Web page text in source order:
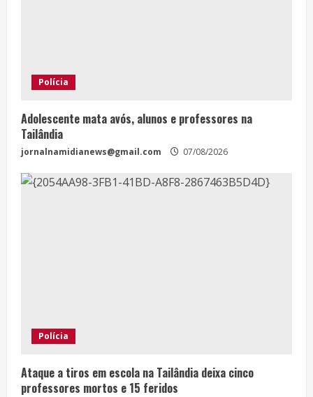
Polícia
Adolescente mata avós, alunos e professores na
Tailândia
jornalnamidianews@gmail.com 07/08/2026
Polícia
Ataque a tiros em escola na Tailândia deixa cinco
professores mortos e 15 feridos